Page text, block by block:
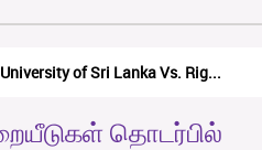
of Sri Lanka Vs. Rig...
தொடர்பில்